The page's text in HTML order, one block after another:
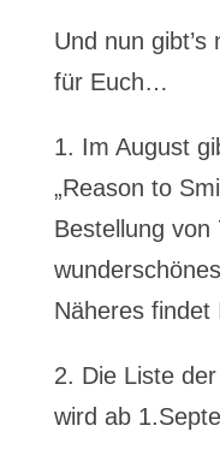
Und nun
für Euch…
1. Im August
„Reason to
Bestellung
Näheres findet
2. Die Liste
wird ab